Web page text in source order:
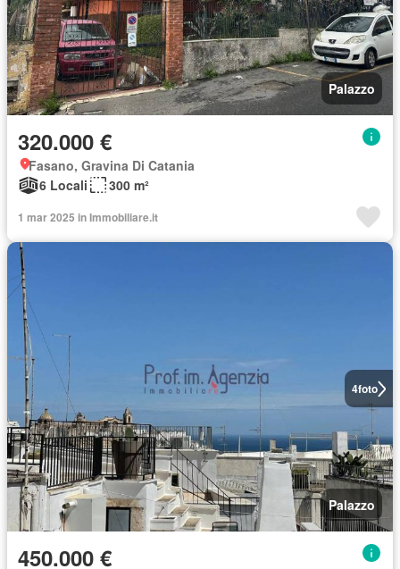
Palazzo
320.000 €
Fasano, Gravina Di Catania
6 Locali
300 m²
1 mar 2025 in Immobiliare.it
4foto
Palazzo
450.000 €